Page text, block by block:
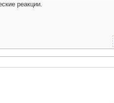
реакции.